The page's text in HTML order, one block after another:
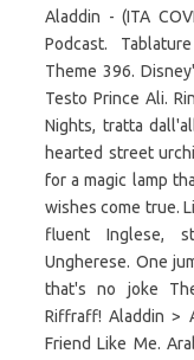
Aladdin - (ITA
Podcast.
Theme 396.
Testo Prince Ali.
Nights, tratta
hearted street
for a magic lamp
wishes come true.
fluent Inglese,
Ungherese. One
that's no joke
Riffraff! Aladdin >
Friend Like Me.